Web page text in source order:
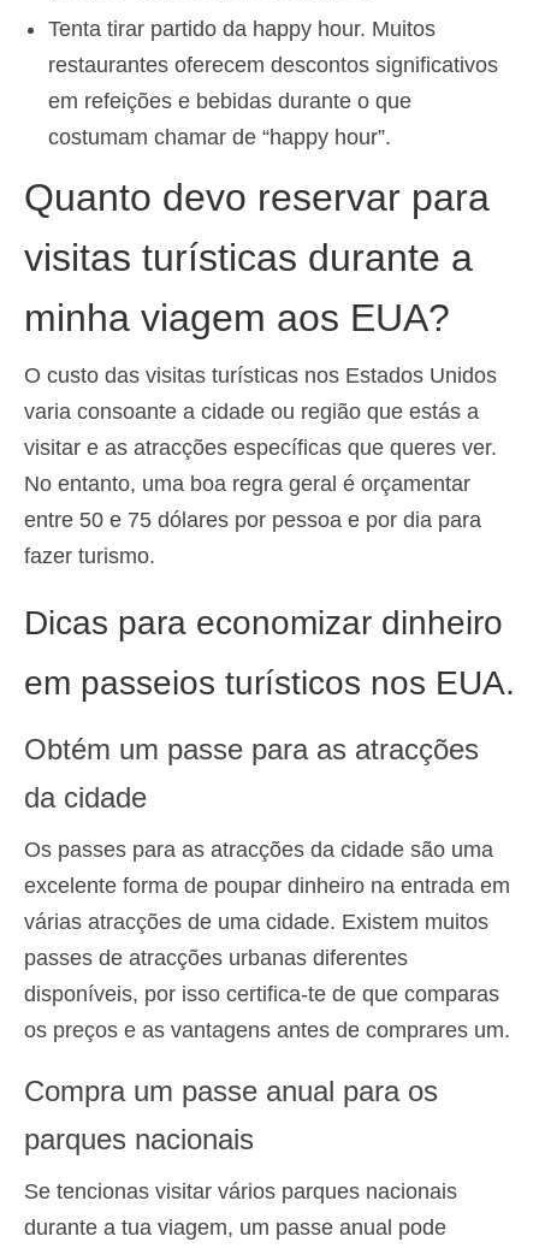
Tenta tirar partido da happy hour. Muitos
restaurantes oferecem descontos significativos
em refeições e bebidas durante o que
costumam chamar de “happy hour”.
Quanto devo reservar para
visitas turísticas durante a
minha viagem aos EUA?
O custo das visitas turísticas nos Estados Unidos
varia consoante a cidade ou região que estás a
visitar e as atracções específicas que queres ver.
No entanto, uma boa regra geral é orçamentar
entre 50 e 75 dólares por pessoa e por dia para
fazer turismo.
Dicas para economizar dinheiro
em passeios turísticos nos EUA.
Obtém um passe para as atracções
da cidade
Os passes para as atracções da cidade são uma
excelente forma de poupar dinheiro na entrada em
várias atracções de uma cidade. Existem muitos
passes de atracções urbanas diferentes
disponíveis, por isso certifica-te de que comparas
os preços e as vantagens antes de comprares um.
Compra um passe anual para os
parques nacionais
Se tencionas visitar vários parques nacionais
durante a tua viagem, um passe anual pode